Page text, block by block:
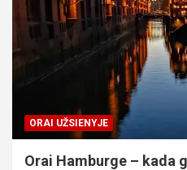
ORAI UŽSIENYJE
Orai Hamburge – kada